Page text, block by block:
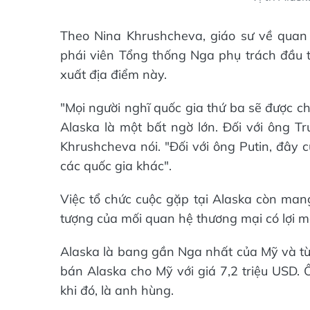
Theo Nina Khrushcheva, giáo sư về
phái viên Tổng thống Nga phụ trách
xuất địa điểm này.
"Mọi người nghĩ quốc gia thứ ba sẽ được
Alaska là một bất ngờ lớn. Đối với ông
Khrushcheva nói. "Đối với ông Putin, đây
các quốc gia khác".
Việc tổ chức cuộc gặp tại Alaska còn
tượng của mối quan hệ thương mại có lợi
Alaska là bang gần Nga nhất của Mỹ và
bán Alaska cho Mỹ với giá 7,2 triệu USD.
khi đó, là anh hùng.